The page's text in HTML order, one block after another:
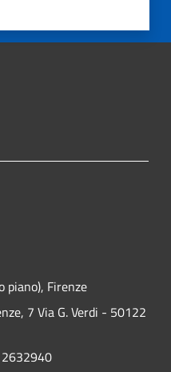
piano), Firenze
7 Via G. Verdi - 50122